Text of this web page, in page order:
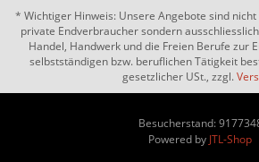
* Wichtiger Hinweis: Unsere Angebote sind
private Endverbraucher sondern
Handel, Handwerk und die Freien Berufe zur
selbstständigen bzw. beruflichen Tätigkeit
gesetzlicher USt., zzgl.
Besucherstand:
Powered by JTL-Shop